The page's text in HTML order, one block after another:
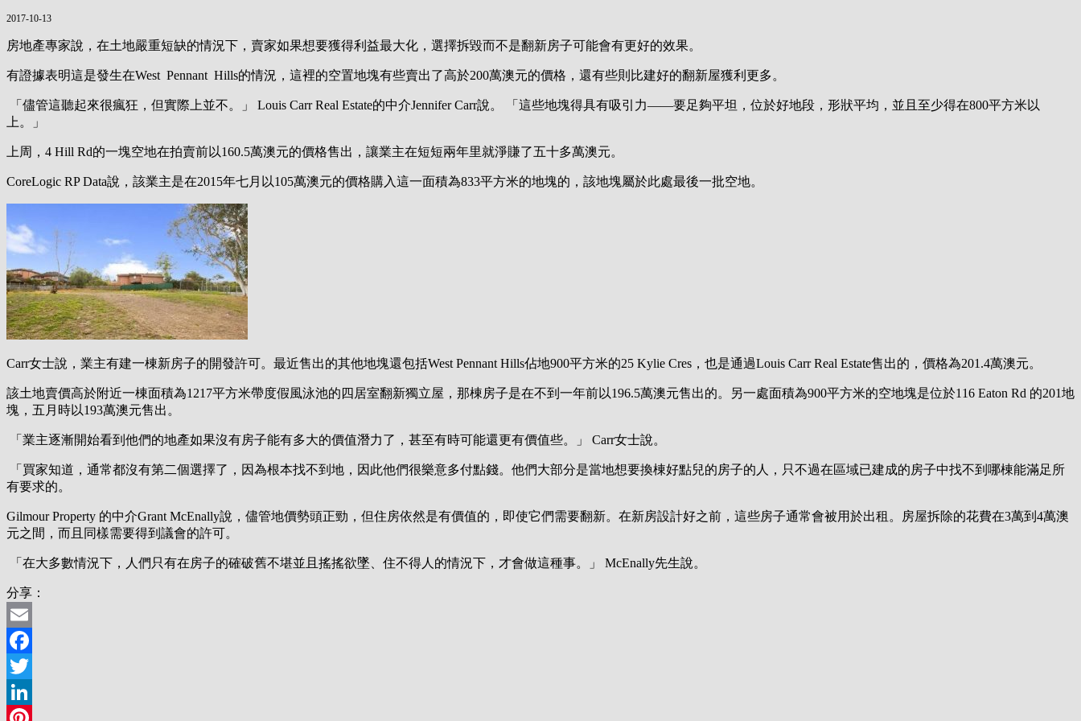
2017-10-13
房地產專家說，在土地嚴重短缺的情況下，賣家如果想要獲得利益最大化，選擇拆毀而不是翻新房子可能會有更好的效果。
有證據表明這是發生在West Pennant Hills的情況，這裡的空置地塊有些賣出了高於200萬澳元的價格，還有些則比建好的翻新屋獲利更多。
「儘管這聽起來很瘋狂，但實際上並不。」 Louis Carr Real Estate的中介Jennifer Carr說。 「這些地塊得具有吸引力——要足夠平坦，位於好地段，形狀平均，並且至少得在800平方米以
上。」
上周，4 Hill Rd的一塊空地在拍賣前以160.5萬澳元的價格售出，讓業主在短短兩年里就淨賺了五十多萬澳元。
CoreLogic RP Data說，該業主是在2015年七月以105萬澳元的價格購入這一面積為833平方米的地塊的，該地塊屬於此處最後一批空地。
Carr女士說，業主有建一棟新房子的開發許可。最近售出的其他地塊還包括West Pennant Hills佔地900平方米的25 Kylie Cres，也是通過Louis Carr Real Estate售出的，價格為201.4萬澳元。
該土地賣價高於附近一棟面積為1217平方米帶度假風泳池的四居室翻新獨立屋，那棟房子是在不到一年前以196.5萬澳元售出的。另一處面積為900平方米的空地塊是位於116 Eaton Rd 的201地
塊，五月時以193萬澳元售出。
「業主逐漸開始看到他們的地產如果沒有房子能有多大的價值潛力了，甚至有時可能還更有價值些。」 Carr女士說。
「買家知道，通常都沒有第二個選擇了，因為根本找不到地，因此他們很樂意多付點錢。他們大部分是當地想要換棟好點兒的房子的人，只不過在區域已建成的房子中找不到哪棟能滿足所
有要求的。
Gilmour Property 的中介Grant McEnally說，儘管地價勢頭正勁，但住房依然是有價值的，即使它們需要翻新。在新房設計好之前，這些房子通常會被用於出租。房屋拆除的花費在3萬到4萬澳
元之間，而且同樣需要得到議會的許可。
「在大多數情況下，人們只有在房子的確破舊不堪並且搖搖欲墜、住不得人的情況下，才會做這種事。」 McEnally先生說。
分享：
Email
Facebook
Twitter
LinkedIn